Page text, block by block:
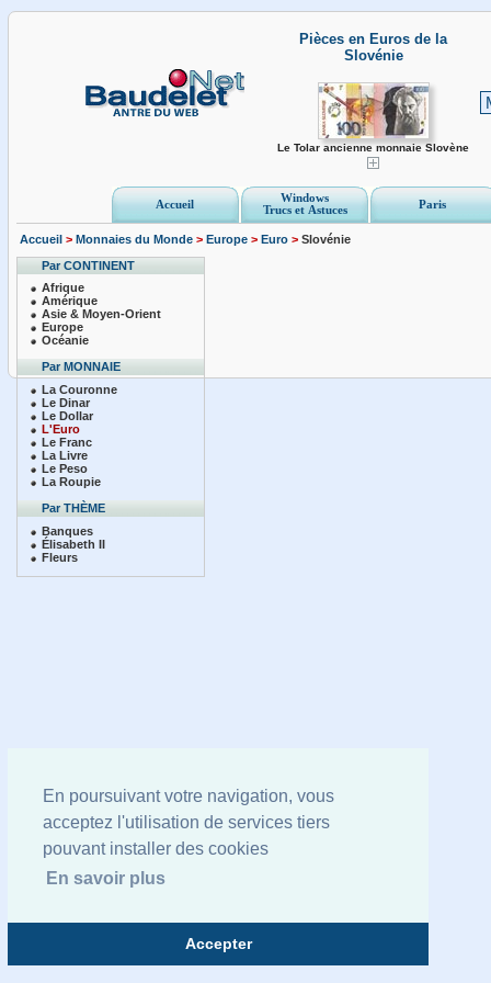
En poursuivant votre navigation, vous
acceptez l'utilisation de services tiers
pouvant installer des cookies
En savoir plus
Accepter
Pièces en Euros de la
Slovénie
Le Tolar ancienne monnaie Slovène
Accueil
Windows
Trucs et Astuces
Paris
Accueil > Monnaies du Monde > Europe > Euro > Slovénie
Par CONTINENT
Afrique
Amérique
Asie & Moyen-Orient
Europe
Océanie
Par MONNAIE
La Couronne
Le Dinar
Le Dollar
L'Euro
Le Franc
La Livre
Le Peso
La Roupie
Par THÈME
Banques
Élisabeth II
Fleurs